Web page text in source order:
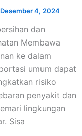
Desember 4, 2024
dan
Membawa
ke dalam
umum dapat
risiko
penyakit dan
lingkungan
Sisa